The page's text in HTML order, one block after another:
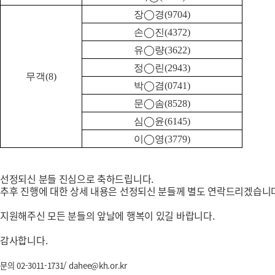
무객(8)
장◯경(9704)
손◯진(4372)
유◯량(3622)
정◯린(2943)
박◯겸(0741)
문◯솜(8528)
심◯윤(6145)
이 ◯영(3779)
선정되신 분들 진심으로 축하드립니다.
추후 진행에 대한 상세 내용은 선정되신 분들께 별도 연락드리겠습
지원해주신 모든 분들의 앞날에 행복이 있길 바랍니다.
감사합니다.
문의 02-3011-1731/ dahee@kh.or.kr